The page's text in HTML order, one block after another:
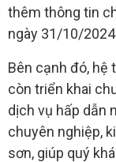
thêm thông tin
ngày 31/10/
Bên cạnh đó, hệ
còn triển khai
dịch vụ hấp dẫn
chuyên nghiệp,
sơn, giúp quý